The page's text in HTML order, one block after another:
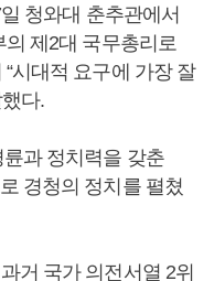
청와대 춘추관에서
의 제2대 국무총리로
시대적 요구에 가장 잘
다.
륜과 정치력을 갖춘
경청의 정치를 펼쳤
거 국가 의전서열 2위